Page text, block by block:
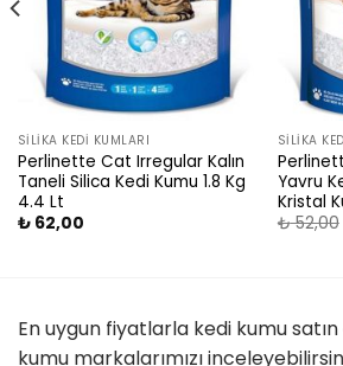
SILIKA KEDI KUMLARI
Perlinette Cat Irregular Kalın
Taneli Silica Kedi Kumu 1.8 Kg
4.4 Lt
₺62,00
SILIKA
Yavru
Kristal
₺52,00
En uygun fiyatlarla kedi kumu
kumu markalarımızı